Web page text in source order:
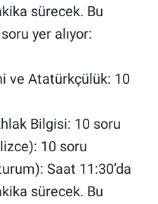
sürecek. Bu
yer alıyor:
ve Atatürkçülük: 10
Bilgisi: 10 soru
10 soru
Saat 11:30’da
sürecek. Bu